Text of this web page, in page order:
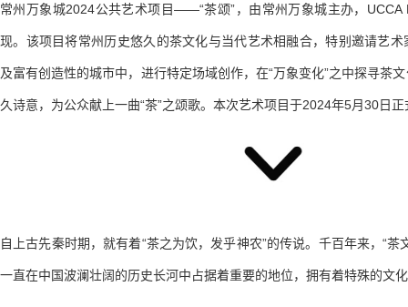
常州万象城2024公共艺术项目——“茶颂”，由常州万象城主办，UCCA
现。该项目将常州历史悠久的茶文化与当代艺术相融合，特别邀请艺
及富有创造性的城市中，进行特定场域创作，在“万象变化”之中探寻茶
久诗意，为公众献上一曲“茶”之颂歌。本次艺术项目于2024年5月30日
自上古先秦时期，就有着“茶之为饮，发乎神农”的传说。千百年来，“茶
一直在中国波澜壮阔的历史长河中占据着重要的地位，拥有着特殊的文